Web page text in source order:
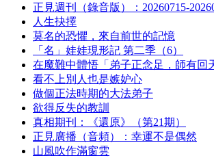
正見週刊（錄音版）：20260715-
人生抉擇
莫名的恐懼，來自前世的記憶
「名」娃娃現形記 第二季（6）
在魔難中體悟「弟子正念足，師有回
看不上別人也是嫉妒心
做個正法時期的大法弟子
欲得反失的教訓
真相期刊：《還原》（第21期）
正見廣播（音頻）：幸運不是偶然
山風吹作滿窗雲